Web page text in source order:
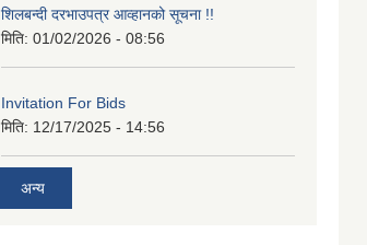
शिलबन्दी दरभाउपत्र आव्हानको सूचना !!
मिति: 01/02/2026 - 08:56
Invitation For Bids
मिति: 12/17/2025 - 14:56
अन्य